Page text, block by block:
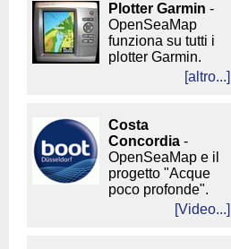
Plotter Garmin -
OpenSeaMap
funziona su tutti i
plotter Garmin.
[altro...]
Costa
Concordia -
OpenSeaMap e il
progetto "Acque
poco profonde".
[Video...]